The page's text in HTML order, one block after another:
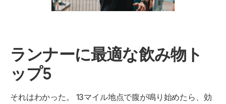
ランナーに最適な飲み物ト
ップ5
それはわかった。 13マイル地点で腹が鳴り始めたら、効